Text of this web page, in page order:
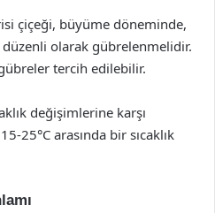
çiçeği, büyüme döneminde,
olarak gübrelenmelidir.
tercih edilebilir.
değişimlerine karşı
25°C arasında bir sıcaklık